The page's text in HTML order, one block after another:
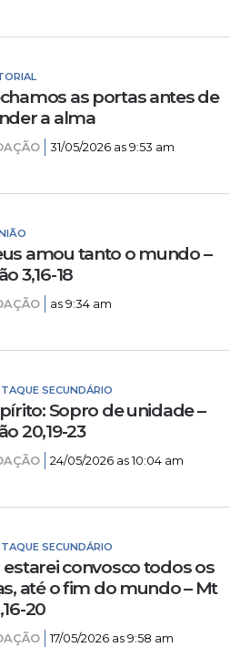
as portas antes de
a alma
31/05/2026 as 9:53 am
amou tanto o mundo –
3,16-18
as 9:34 am
SECUNDÁRIO
Sopro de unidade –
20,19-23
24/05/2026 as 10:04 am
SECUNDÁRIO
estarei convosco todos os
até o fim do mundo – Mt
20
17/05/2026 as 9:58 am